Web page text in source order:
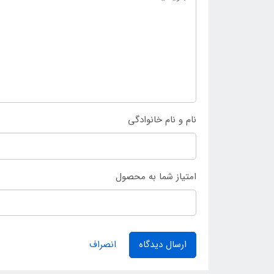
نام و نام خانوادگی
امتیاز شما به محصول
ارسال دیدگاه انصراف